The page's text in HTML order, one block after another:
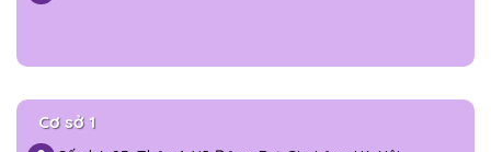
Cơ sở 1